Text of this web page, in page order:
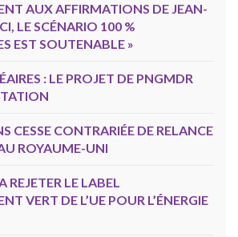
AUX AFFIRMATIONS DE JEAN-
LE SCÉNARIO 100 %
EST SOUTENABLE »
: LE PROJET DE PNGMDR
CESSE CONTRARIÉE DE RELANCE
ROYAUME-UNI
REJETER LE LABEL
VERT DE L’UE POUR L’ÉNERGIE